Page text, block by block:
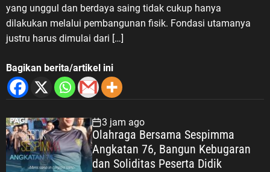
yang unggul dan berdaya saing tidak cukup hanya
dilakukan melalui pembangunan fisik. Fondasi utamanya
justru harus dimulai dari […]
Bagikan berita/artikel ini
3 jam ago
Olahraga Bersama Sespimma
Angkatan 76, Bangun Kebugaran
dan Soliditas Peserta Didik